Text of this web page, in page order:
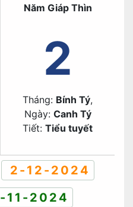
Năm Giáp Thìn
2
Tháng: Bính Tý,
Ngày: Canh Tý
Tiết: Tiểu tuyết
2-12-2024
11-2024